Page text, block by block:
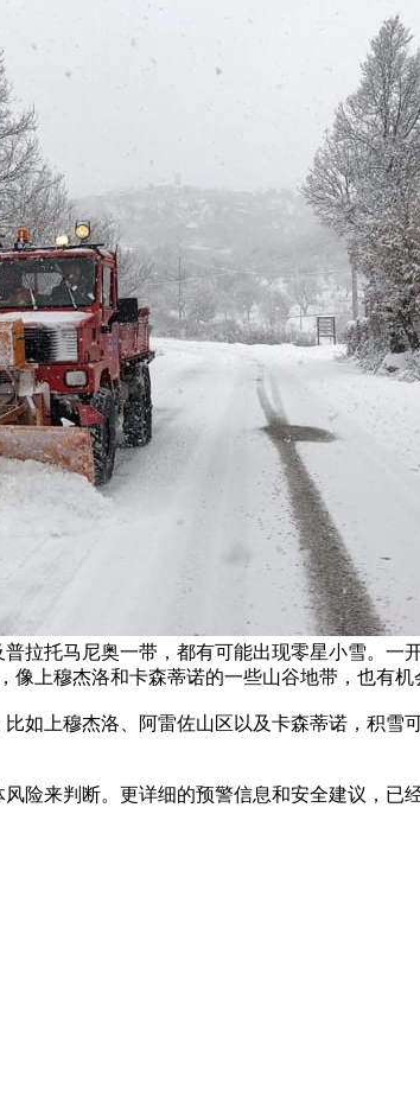
拉托马尼奥一带，都有可能出现零星小雪。一
上穆杰洛和卡森蒂诺的一些山谷地带，也有机
如上穆杰洛、阿雷佐山区以及卡森蒂诺，积雪
险来判断。更详细的预警信息和安全建议，已